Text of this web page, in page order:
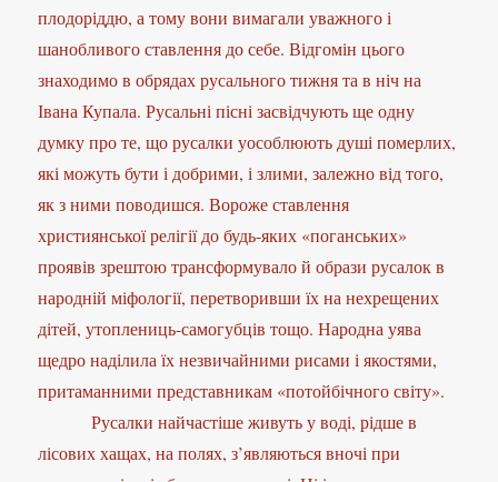
плодоріддю, а тому вони вимагали уважного і
шанобливого ставлення до себе. Відгомін цього
знаходимо в обрядах русального тижня та в ніч на
Івана Купала. Русальні пісні засвідчують ще одну
думку про те, що русалки уособлюють душі померлих,
які можуть бути і добрими, і злими, залежно від того,
як з ними поводишся. Вороже ставлення
християнської релігії до будь-яких «поганських»
проявів зрештою трансформувало й образи русалок в
народній міфології, перетворивши їх на нехрещених
дітей, утоплениць-самогубців тощо. Народна уява
щедро наділила їх незвичайними рисами і якостями,
притаманними представникам «потойбічного світу».
Русалки найчастіше живуть у воді, рідше в
лісових хащах, на полях, з’являються вночі при